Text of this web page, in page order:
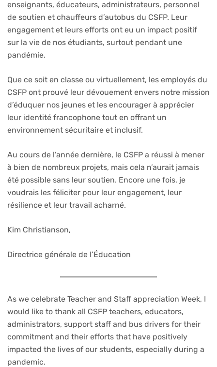
enseignants, éducateurs, administrateurs, personnel
de soutien et chauffeurs d’autobus du CSFP. Leur
engagement et leurs efforts ont eu un impact positif
sur la vie de nos étudiants, surtout pendant une
pandémie.
Que ce soit en classe ou virtuellement, les employés du
CSFP ont prouvé leur dévouement envers notre mission
d’éduquer nos jeunes et les encourager à apprécier
leur identité francophone tout en offrant un
environnement sécuritaire et inclusif.
Au cours de l’année dernière, le CSFP a réussi à mener
à bien de nombreux projets, mais cela n’aurait jamais
été possible sans leur soutien. Encore une fois, je
voudrais les féliciter pour leur engagement, leur
résilience et leur travail acharné.
Kim Christianson,
Directrice générale de l’Éducation
As we celebrate Teacher and Staff appreciation Week, I
would like to thank all CSFP teachers, educators,
administrators, support staff and bus drivers for their
commitment and their efforts that have positively
impacted the lives of our students, especially during a
pandemic.